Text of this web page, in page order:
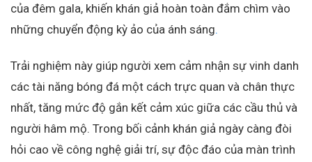
của đêm gala, khiến khán giả hoàn toàn đắm chìm vào
những chuyển động kỳ ảo của ánh sáng.
Trải nghiệm này giúp người xem cảm nhận sự vinh danh
các tài năng bóng đá một cách trực quan và chân thực
nhất, tăng mức độ gắn kết cảm xúc giữa các cầu thủ và
người hâm mộ. Trong bối cảnh khán giả ngày càng đòi
hỏi cao về công nghệ giải trí, sự độc đáo của màn trình